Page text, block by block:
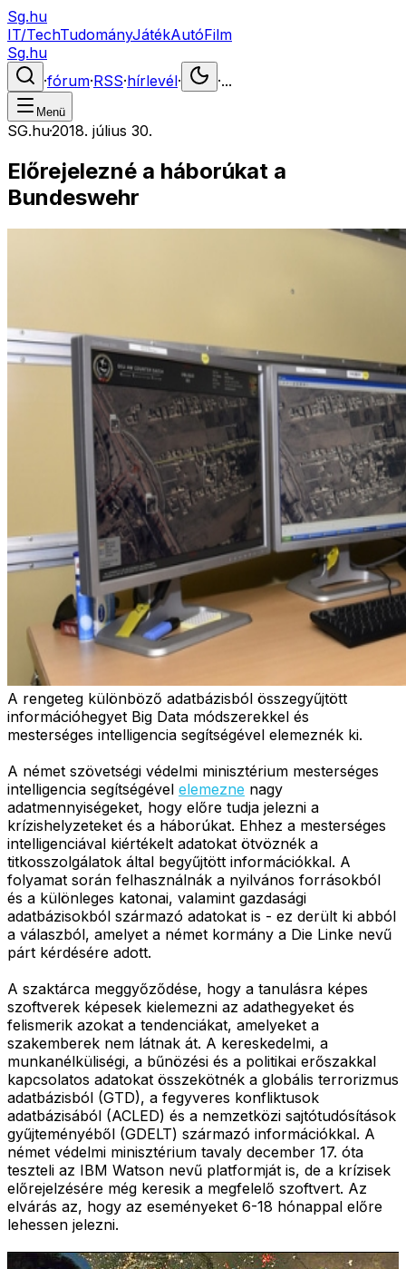
Sg.hu
IT/TechTudományJátékAutóFilm
Sg.hu
·fórum·RSS·hírlevél· ·...
Menü
SG.hu·2018. július 30.
Előrejelezné a háborúkat a
Bundeswehr
A rengeteg különböző adatbázisból összegyűjtött
információhegyet Big Data módszerekkel és
mesterséges intelligencia segítségével elemeznék ki.
A német szövetségi védelmi minisztérium mesterséges
intelligencia segítségével elemezne nagy
adatmennyiségeket, hogy előre tudja jelezni a
krízishelyzeteket és a háborúkat. Ehhez a mesterséges
intelligenciával kiértékelt adatokat ötvöznék a
titkosszolgálatok által begyűjtött információkkal. A
folyamat során felhasználnák a nyilvános forrásokból
és a különleges katonai, valamint gazdasági
adatbázisokból származó adatokat is - ez derült ki abból
a válaszból, amelyet a német kormány a Die Linke nevű
párt kérdésére adott.
A szaktárca meggyőződése, hogy a tanulásra képes
szoftverek képesek kielemezni az adathegyeket és
felismerik azokat a tendenciákat, amelyeket a
szakemberek nem látnak át. A kereskedelmi, a
munkanélküliségi, a bűnözési és a politikai erőszakkal
kapcsolatos adatokat összekötnék a globális terrorizmus
adatbázisból (GTD), a fegyveres konfliktusok
adatbázisából (ACLED) és a nemzetközi sajtótudósítások
gyűjteményéből (GDELT) származó információkkal. A
német védelmi minisztérium tavaly december 17. óta
teszteli az IBM Watson nevű platformját is, de a krízisek
előrejelzésére még keresik a megfelelő szoftvert. Az
elvárás az, hogy az eseményeket 6-18 hónappal előre
lehessen jelezni.